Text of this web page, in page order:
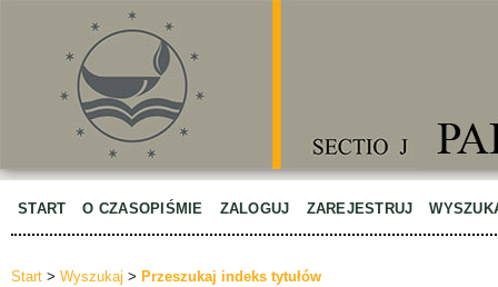
START O CZASOPIŚMIE ZALOGUJ ZAREJESTRUJ
Start > Wyszukaj > Przeszukaj indeks tytułów